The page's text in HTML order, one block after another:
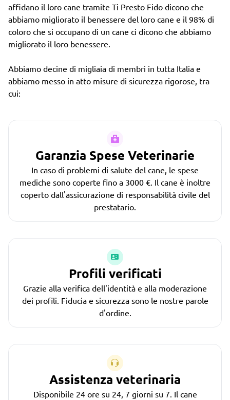
affidano il loro cane tramite Ti Presto Fido dicono che
abbiamo migliorato il benessere del loro cane e il 98% di
coloro che si occupano di un cane ci dicono che abbiamo
migliorato il loro benessere.
Abbiamo decine di migliaia di membri in tutta Italia e
abbiamo messo in atto misure di sicurezza rigorose, tra
cui:
Garanzia Spese Veterinarie
In caso di problemi di salute del cane, le spese
mediche sono coperte fino a 3000 €. Il cane è inoltre
coperto dall'assicurazione di responsabilità civile del
prestatario.
Profili verificati
Grazie alla verifica dell'identità e alla moderazione
dei profili. Fiducia e sicurezza sono le nostre parole
d'ordine.
Assistenza veterinaria
Disponibile 24 ore su 24, 7 giorni su 7. Il cane